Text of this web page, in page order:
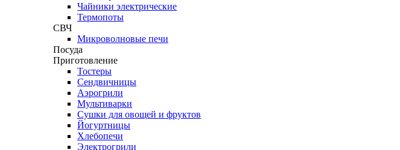
Чайники электрические
Термопоты
СВЧ
Микроволновые печи
Посуда
Приготовление
Тостеры
Сендвичницы
Аэрогрили
Мультиварки
Сушки для овощей и фруктов
Йогуртницы
Хлебопечи
Электрогрили